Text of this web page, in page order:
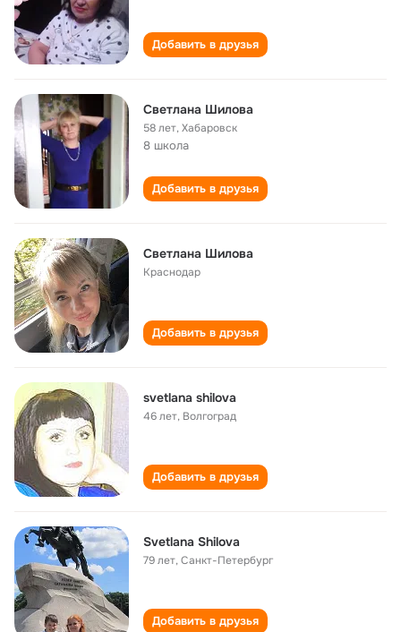
Добавить в друзья
Светлана Шилова
58 лет,Хабаровск
8 школа
Добавить в друзья
Светлана Шилова
Краснодар
Добавить в друзья
svetlana shilova
46 лет, Волгоград
Добавить в друзья
Svetlana Shilova
79 лет,Санкт-Петербург
Добавить в друзья